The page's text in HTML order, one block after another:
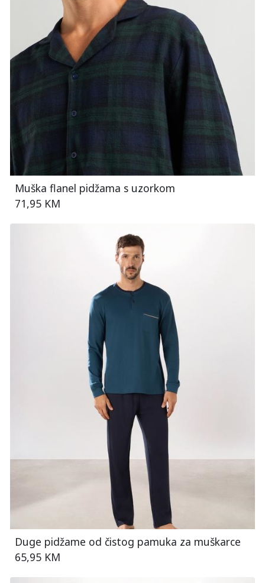
Muška flanel pidžama s uzorkom
71,95 KM
Duge pidžame od čistog pamuka za muškarce
65,95 KM